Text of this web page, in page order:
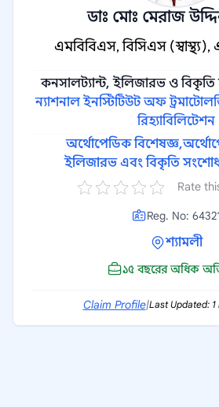
ডাঃ মোঃ মেরাজ
এমবিবিএস, বিসিএস
কনসালট্যান্ট, ইলিজারভ ও
ন্যাশনাল ইনস্টিটিউট অফ
রিহ্যাবিলিটেশন
অর্থোপেডিক বিশেষজ্ঞ,
ইলিজারভ এবং বিকৃতি
Rate
Reg. No:
শ্যামলী
১৫ বছরের অধিক
Claim Profile|Last Updated: